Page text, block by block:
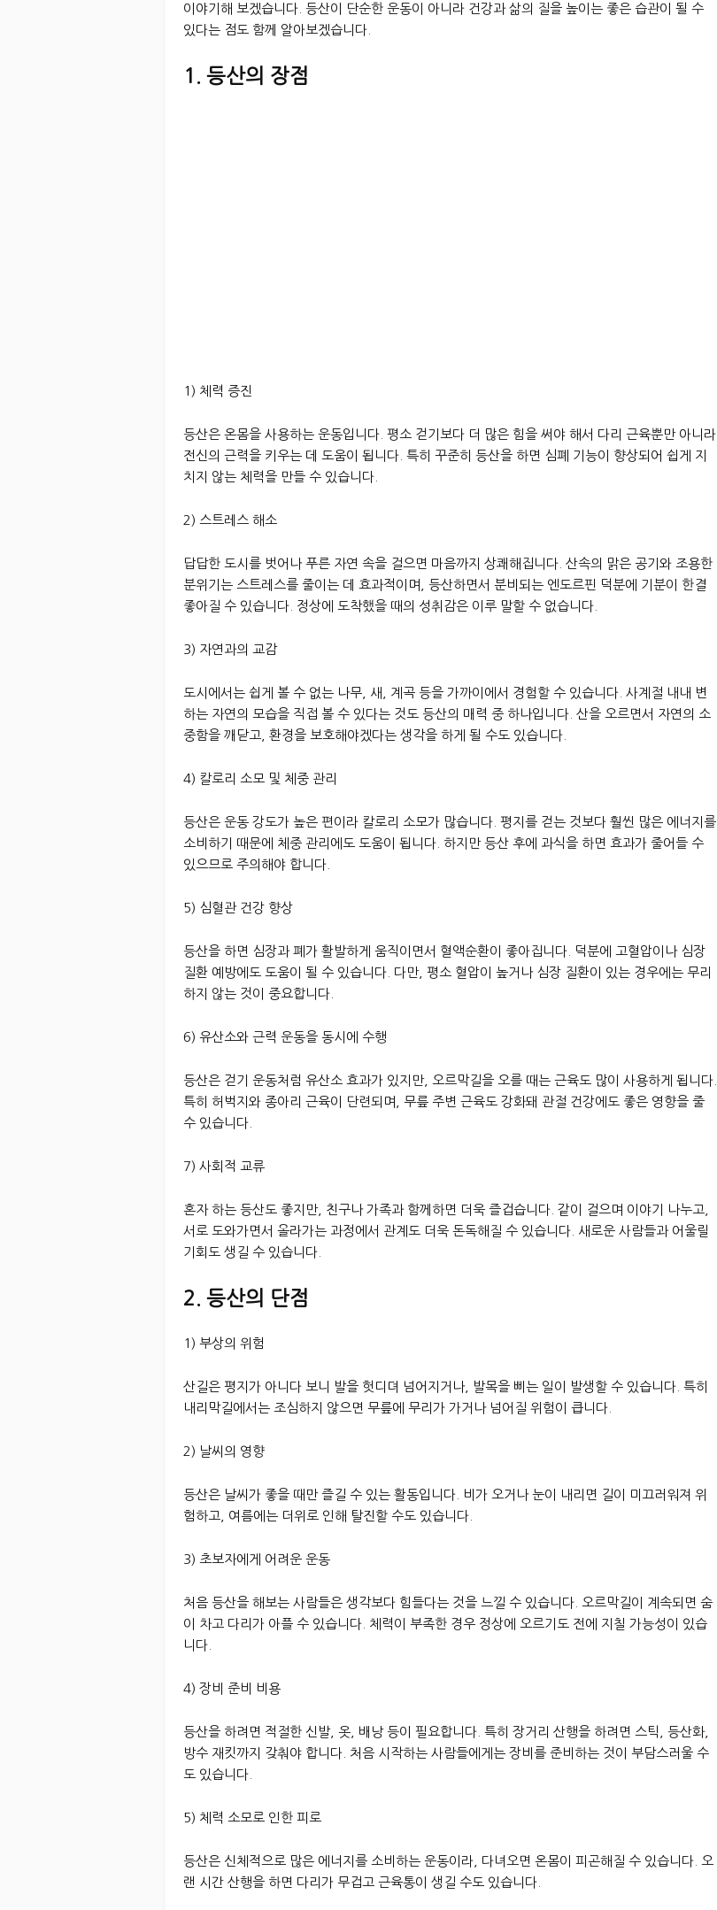
이야기해 보겠습니다. 등산이 단순한 운동이 아니라 건강과 삶의 질을 높이는 좋은 습관이 될 수
있다는 점도 함께 알아보겠습니다.
1. 등산의 장점
1) 체력 증진
등산은 온몸을 사용하는 운동입니다. 평소 걷기보다 더 많은 힘을 써야 해서 다리 근육뿐만 아니라
전신의 근력을 키우는 데 도움이 됩니다. 특히 꾸준히 등산을 하면 심폐 기능이 향상되어 쉽게 지
치지 않는 체력을 만들 수 있습니다.
2) 스트레스 해소
답답한 도시를 벗어나 푸른 자연 속을 걸으면 마음까지 상쾌해집니다. 산속의 맑은 공기와 조용한
분위기는 스트레스를 줄이는 데 효과적이며, 등산하면서 분비되는 엔도르핀 덕분에 기분이 한결
좋아질 수 있습니다. 정상에 도착했을 때의 성취감은 이루 말할 수 없습니다.
3) 자연과의 교감
도시에서는 쉽게 볼 수 없는 나무, 새, 계곡 등을 가까이에서 경험할 수 있습니다. 사계절 내내 변
하는 자연의 모습을 직접 볼 수 있다는 것도 등산의 매력 중 하나입니다. 산을 오르면서 자연의 소
중함을 깨닫고, 환경을 보호해야겠다는 생각을 하게 될 수도 있습니다.
4) 칼로리 소모 및 체중 관리
등산은 운동 강도가 높은 편이라 칼로리 소모가 많습니다. 평지를 걷는 것보다 훨씬 많은 에너지를
소비하기 때문에 체중 관리에도 도움이 됩니다. 하지만 등산 후에 과식을 하면 효과가 줄어들 수
있으므로 주의해야 합니다.
5) 심혈관 건강 향상
등산을 하면 심장과 폐가 활발하게 움직이면서 혈액순환이 좋아집니다. 덕분에 고혈압이나 심장
질환 예방에도 도움이 될 수 있습니다. 다만, 평소 혈압이 높거나 심장 질환이 있는 경우에는 무리
하지 않는 것이 중요합니다.
6) 유산소와 근력 운동을 동시에 수행
등산은 걷기 운동처럼 유산소 효과가 있지만, 오르막길을 오를 때는 근육도 많이 사용하게 됩니다.
특히 허벅지와 종아리 근육이 단련되며, 무릎 주변 근육도 강화돼 관절 건강에도 좋은 영향을 줄
수 있습니다.
7) 사회적 교류
혼자 하는 등산도 좋지만, 친구나 가족과 함께하면 더욱 즐겁습니다. 같이 걸으며 이야기 나누고,
서로 도와가면서 올라가는 과정에서 관계도 더욱 돈독해질 수 있습니다. 새로운 사람들과 어울릴
기회도 생길 수 있습니다.
2. 등산의 단점
1) 부상의 위험
산길은 평지가 아니다 보니 발을 헛디뎌 넘어지거나, 발목을 삐는 일이 발생할 수 있습니다. 특히
내리막길에서는 조심하지 않으면 무릎에 무리가 가거나 넘어질 위험이 큽니다.
2) 날씨의 영향
등산은 날씨가 좋을 때만 즐길 수 있는 활동입니다. 비가 오거나 눈이 내리면 길이 미끄러워져 위
험하고, 여름에는 더위로 인해 탈진할 수도 있습니다.
3) 초보자에게 어려운 운동
처음 등산을 해보는 사람들은 생각보다 힘들다는 것을 느낄 수 있습니다. 오르막길이 계속되면 숨
이 차고 다리가 아플 수 있습니다. 체력이 부족한 경우 정상에 오르기도 전에 지칠 가능성이 있습
니다.
4) 장비 준비 비용
등산을 하려면 적절한 신발, 옷, 배낭 등이 필요합니다. 특히 장거리 산행을 하려면 스틱, 등산화,
방수 재킷까지 갖춰야 합니다. 처음 시작하는 사람들에게는 장비를 준비하는 것이 부담스러울 수
도 있습니다.
5) 체력 소모로 인한 피로
등산은 신체적으로 많은 에너지를 소비하는 운동이라, 다녀오면 온몸이 피곤해질 수 있습니다. 오
랜 시간 산행을 하면 다리가 무겁고 근육통이 생길 수도 있습니다.